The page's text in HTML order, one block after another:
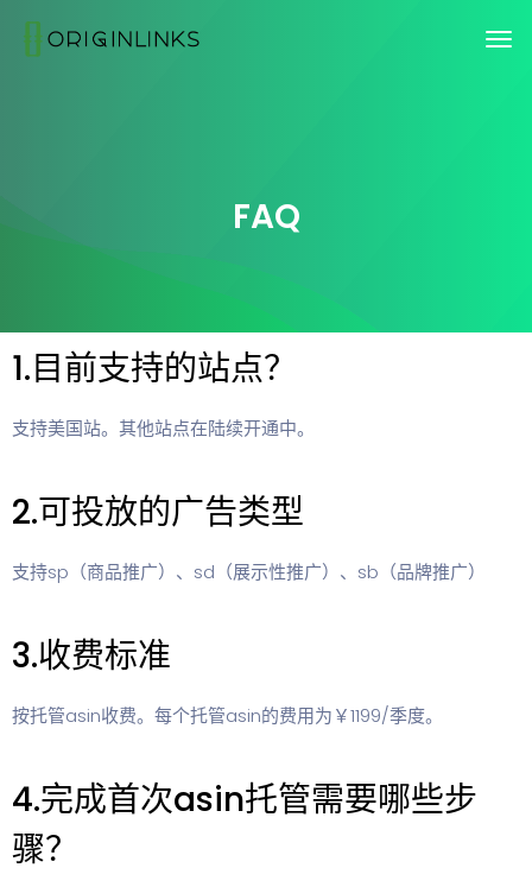
FAQ
1.目前支持的站点？
支持美国站。其他站点在陆续开通中。
2.可投放的广告类型
支持sp（商品推广）、sd（展示性推广）、sb（品牌推广）
3.收费标准
按托管asin收费。每个托管asin的费用为￥1199/季度。
4.完成首次asin托管需要哪些步
骤？